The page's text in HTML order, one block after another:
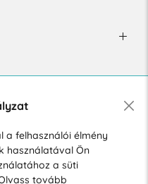
marketing célú kezeléséhez.
szabályzat.
a felhasználói élmény
használatával Ön
a süti
tovább